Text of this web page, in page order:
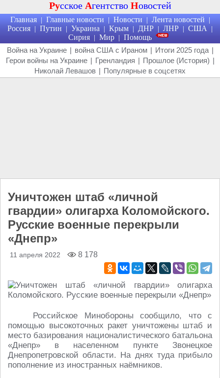
Русское Агентство Новостей
Главная | Главные новости | Новости | Лента новостей |
Россия | Путин | Украина | Крым | ДНР | ЛНР | США |
Сирия | Мир | Помощь
Война на Украине | война США с Ираном | Итоги 2025 года |
Герои войны на Украине | Гренландия | Прошлое (История) |
Николай Левашов | Популярные в соцсетях
Уничтожен штаб «личной
гвардии» олигарха Коломойского.
Русские военные перекрыли
«Днепр»
11 апреля 2022 8 178
Российское Минобороны сообщило, что с
помощью высокоточных ракет уничтожены штаб и
место базирования националистического батальона
«Днепр» в населенном пункте Звонецкое
Днепропетровской области. На днях туда прибыло
пополнение из иностранных наёмников.